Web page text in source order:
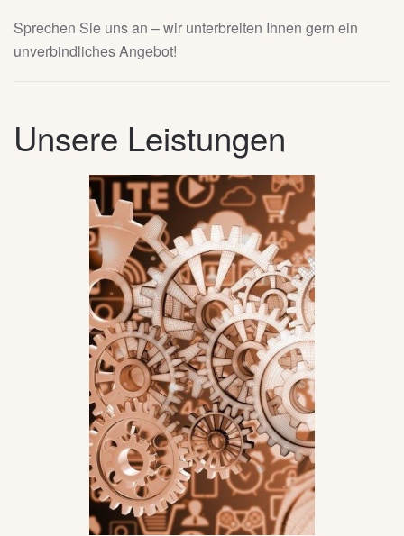
Sprechen Sie uns an – wir unterbreiten Ihnen gern ein
unverbindliches Angebot!
Unsere Leistungen